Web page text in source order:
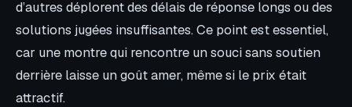
d’autres déplorent des délais de réponse longs ou des
solutions jugées insuffisantes. Ce point est essentiel,
car une montre qui rencontre un souci sans soutien
derrière laisse un goût amer, même si le prix était
attractif.